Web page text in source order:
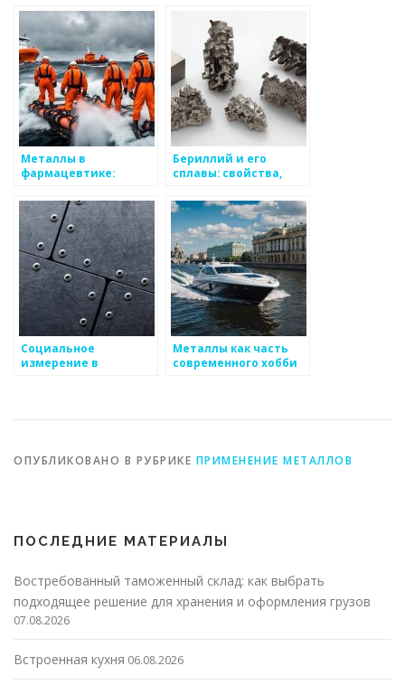
Металлы в
фармацевтике:
применяемость
Бериллий и его
сплавы: свойства,
особенности
Социальное
измерение в
Металлы как часть
современного хобби
ОПУБЛИКОВАНО В РУБРИКЕ ПРИМЕНЕНИЕ МЕТАЛЛОВ
ПОСЛЕДНИЕ МАТЕРИАЛЫ
Востребованный таможенный склад: как выбрать
подходящее решение для хранения и оформления грузов
07.08.2026
Встроенная кухня 06.08.2026